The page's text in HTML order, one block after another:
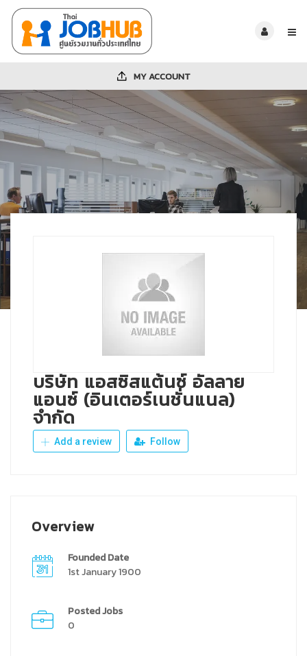
MY ACCOUNT
บริษัท แอสซิสแต้นซ์ อัลลาย
แอนซ์ (อินเตอร์เนชั่นแนล)
จำกัด
Add a review Follow
Overview
Founded Date
1st January 1900
Posted Jobs
0